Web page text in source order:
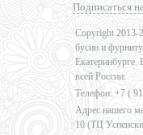
Подписаться
Copyright 2013-
бусин и
Екатеринбурге.
всей России.
Телефон: +7 (
Адрес нашего
10 (ТЦ